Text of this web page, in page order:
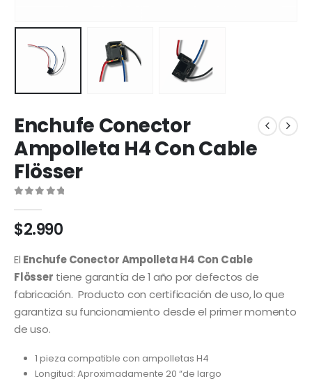
Enchufe Conector
Ampolleta H4 Con Cable
Flösser
$2.990
El Enchufe Conector Ampolleta H4 Con Cable
Flösser tiene garantía de 1 año por defectos de
fabricación. Producto con certificación de uso, lo que
garantiza su funcionamiento desde el primer momento
de uso.
1 pieza compatible con ampolletas H4
Longitud: Aproximadamente 20 “de largo